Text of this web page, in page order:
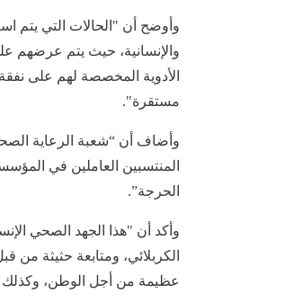
وأوضح أن "الحالات التي يتم
والإنسانية، حيث يتم عرضهم
الأدوية المخصصة لهم على
مستقرة".
وأضاف أن “شعبة الرعاية
المنتسبين العاملين في
الحرجة”.
وأكد أن "هذا الجهد الصحي
الكربلائي، ومتابعة حثيثة
عظيمة من أجل الوطن، وكذلك